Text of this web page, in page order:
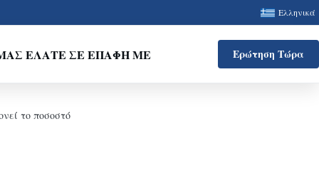
Ελληνικά
ΕΛΆΤΕ ΣΕ ΕΠΑΦΉ ΜΕ Ερώτηση Τώρα
το ποσοστό